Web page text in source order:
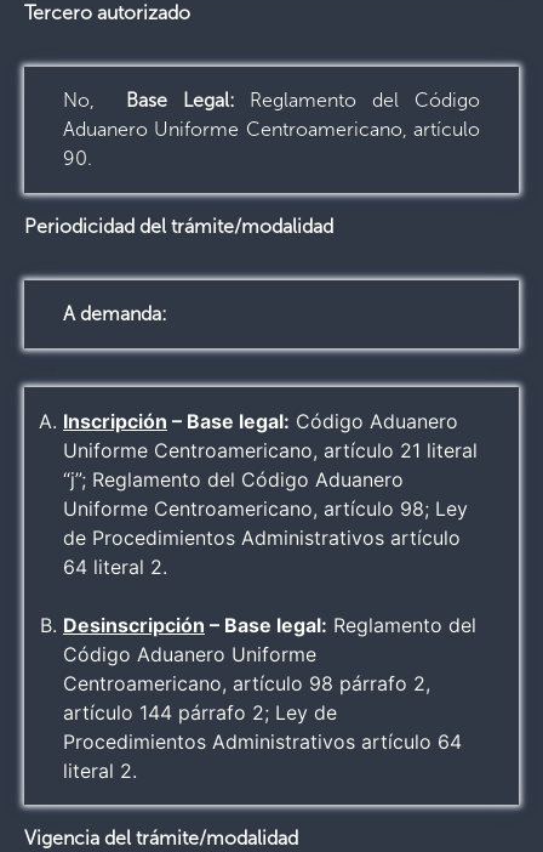
Tercero autorizado
No, Base Legal: Reglamento del Código
Aduanero Uniforme Centroamericano, artículo
90.
Periodicidad del trámite/modalidad
A demanda:
Inscripción – Base legal: Código Aduanero
Uniforme Centroamericano, artículo 21 literal
“j”; Reglamento del Código Aduanero
Uniforme Centroamericano, artículo 98; Ley
de Procedimientos Administrativos artículo
64 literal 2.
Desinscripción – Base legal: Reglamento del
Código Aduanero Uniforme
Centroamericano, artículo 98 párrafo 2,
artículo 144 párrafo 2; Ley de
Procedimientos Administrativos artículo 64
literal 2.
Vigencia del trámite/modalidad